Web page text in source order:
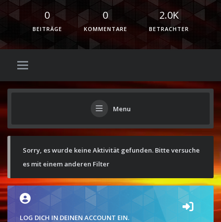
0
BEITRÄGE
0
KOMMENTARE
2.0K
BETRACHTER
Menu
Sorry, es wurde keine Aktivität gefunden. Bitte versuche
es mit einem anderen Filter
LOG DICH IN DEINEN ACCOUNT EIN.